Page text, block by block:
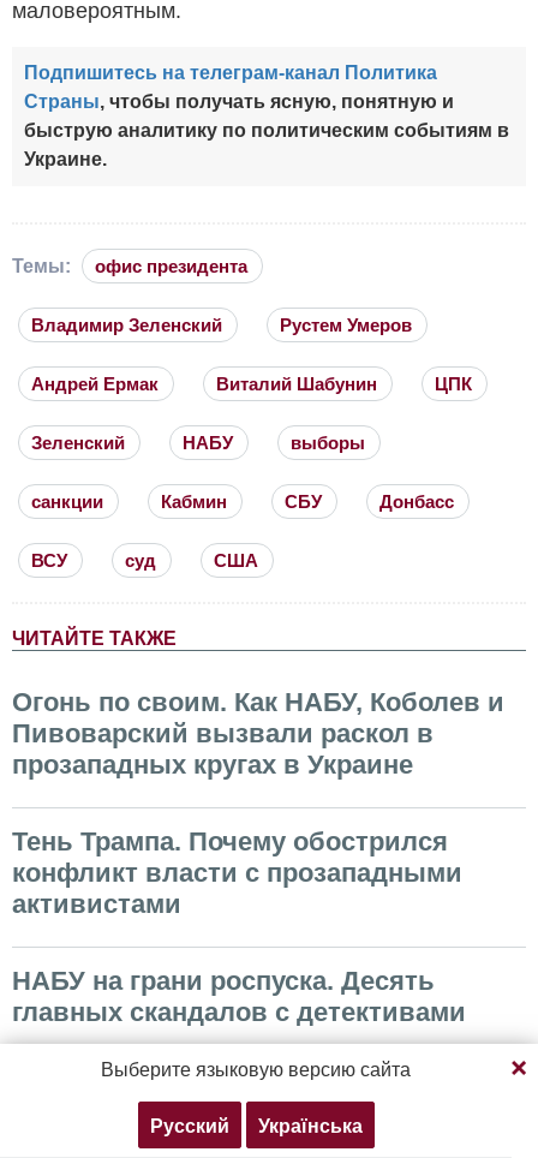
маловероятным.
Подпишитесь на телеграм-канал Политика
Страны, чтобы получать ясную, понятную и
быструю аналитику по политическим событиям в
Украине.
Темы: офис президента
Владимир Зеленский Рустем Умеров
Андрей Ермак Виталий Шабунин ЦПК
Зеленский НАБУ выборы
санкции Кабмин СБУ Донбасс
ВСУ суд США
ЧИТАЙТЕ ТАКЖЕ
Огонь по своим. Как НАБУ, Коболев и
Пивоварский вызвали раскол в
прозападных кругах в Украине
Тень Трампа. Почему обострился
конфликт власти с прозападными
активистами
НАБУ на грани роспуска. Десять
главных скандалов с детективами
Продолжая просмотр, вы соглашаетесь с нашей
политикой конфиденциальности
Согласен Подробнее
Выберите языковую версию сайта
Русский Українська